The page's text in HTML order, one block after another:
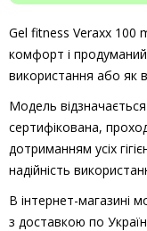
Gel fitness Veraxx 100
комфорт і продуманий
використання або як
Модель
сертифікована,
дотриманням усіх
надійність
В інтернет-магазині
з доставкою по